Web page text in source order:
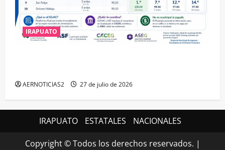
IRAPUATO
AERNOTICIAS2 27 de julio de 2026
IRAPUATO ESTATALES NACIONALES
Copyright © Todos los derechos reservados. |